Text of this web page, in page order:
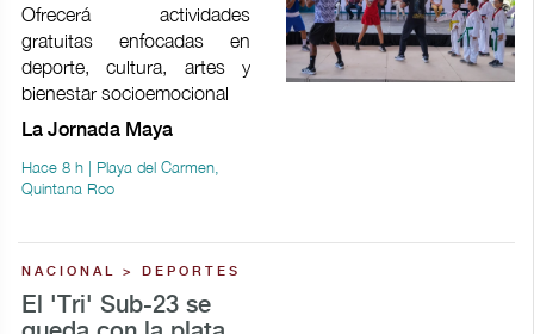
Ofrecerá actividades
gratuitas enfocadas en
deporte, cultura, artes y
bienestar socioemocional
La Jornada Maya
Hace 8 h | Playa del Carmen,
Quintana Roo
NACIONAL > DEPORTES
El 'Tri' Sub-23 se